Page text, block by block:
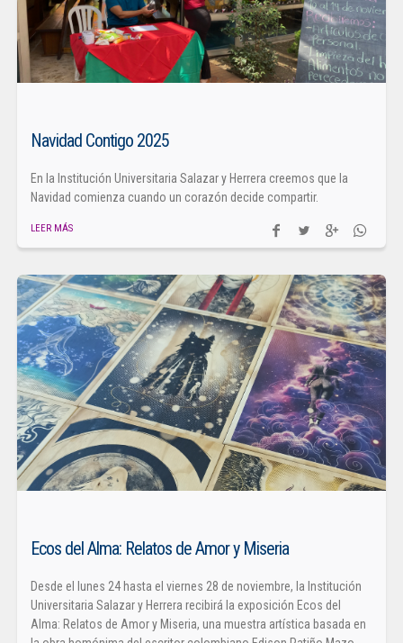
Navidad Contigo 2025
En la Institución Universitaria Salazar y Herrera creemos que la
Navidad comienza cuando un corazón decide compartir.
LEER MÁS
Ecos del Alma: Relatos de Amor y Miseria
Desde el lunes 24 hasta el viernes 28 de noviembre, la Institución
Universitaria Salazar y Herrera recibirá la exposición Ecos del
Alma: Relatos de Amor y Miseria, una muestra artística basada en